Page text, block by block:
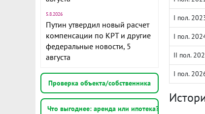
5.8.2026
Путин утвердил новый расчет
компенсации по КРТ и другие
федеральные новости, 5
августа
Проверка объекта/собственника
Что выгоднее: аренда или ипотека?
I пол.
I пол.
II пол.
I пол.